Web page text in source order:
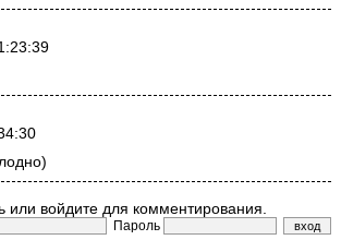
или войдите для комментирования.
Пароль